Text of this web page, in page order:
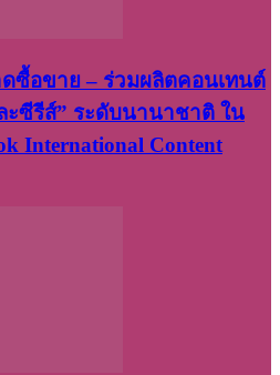
ดซื้อขาย – ร่วมผลิตคอนเทนต์
ะซีรีส์” ระดับนานาชาติ ใน
International Content